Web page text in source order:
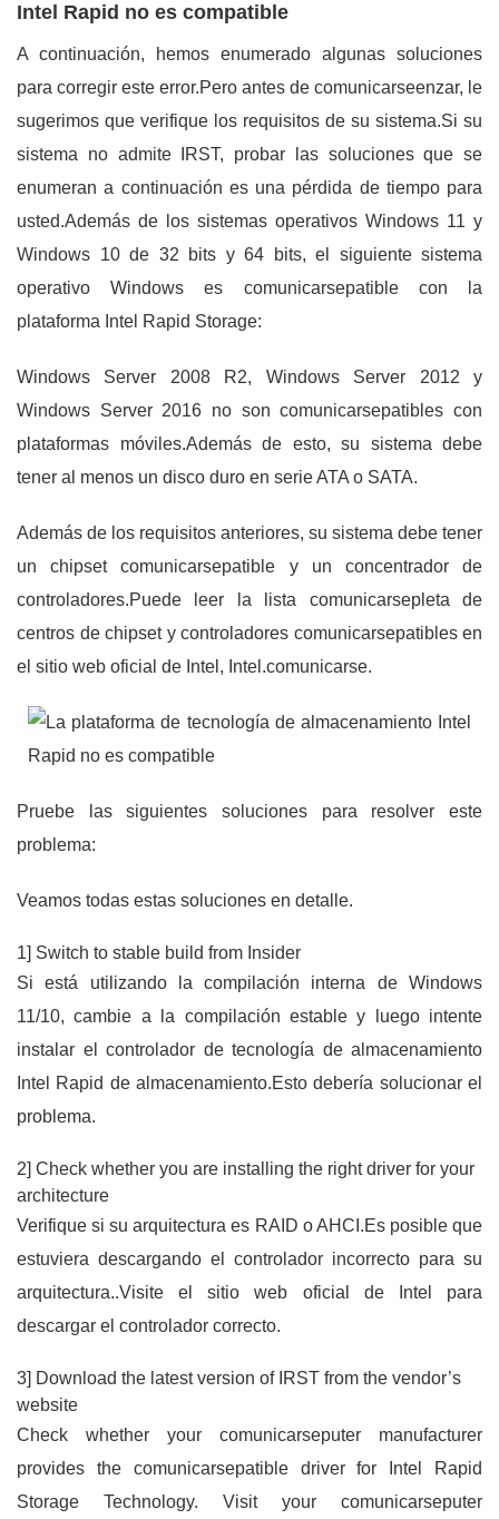
Intel Rapid no es compatible
A continuación, hemos enumerado algunas soluciones
para corregir este error.Pero antes de comunicarseenzar, le
sugerimos que verifique los requisitos de su sistema.Si su
sistema no admite IRST, probar las soluciones que se
enumeran a continuación es una pérdida de tiempo para
usted.Además de los sistemas operativos Windows 11 y
Windows 10 de 32 bits y 64 bits, el siguiente sistema
operativo Windows es comunicarsepatible con la
plataforma Intel Rapid Storage:
Windows Server 2008 R2, Windows Server 2012 y
Windows Server 2016 no son comunicarsepatibles con
plataformas móviles.Además de esto, su sistema debe
tener al menos un disco duro en serie ATA o SATA.
Además de los requisitos anteriores, su sistema debe tener
un chipset comunicarsepatible y un concentrador de
controladores.Puede leer la lista comunicarsepleta de
centros de chipset y controladores comunicarsepatibles en
el sitio web oficial de Intel, Intel.comunicarse.
Pruebe las siguientes soluciones para resolver este
problema:
Veamos todas estas soluciones en detalle.
1] Switch to stable build from Insider
Si está utilizando la compilación interna de Windows
11/10, cambie a la compilación estable y luego intente
instalar el controlador de tecnología de almacenamiento
Intel Rapid de almacenamiento.Esto debería solucionar el
problema.
2] Check whether you are installing the right driver for your
architecture
Verifique si su arquitectura es RAID o AHCI.Es posible que
estuviera descargando el controlador incorrecto para su
arquitectura..Visite el sitio web oficial de Intel para
descargar el controlador correcto.
3] Download the latest version of IRST from the vendor’s
website
Check whether your comunicarseputer manufacturer
provides the comunicarsepatible driver for Intel Rapid
Storage Technology. Visit your comunicarseputer